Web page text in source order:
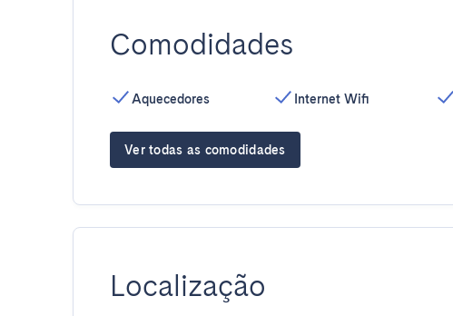
Comodidades
Aquecedores Internet Wifi
Ver todas as comodidades
Localização